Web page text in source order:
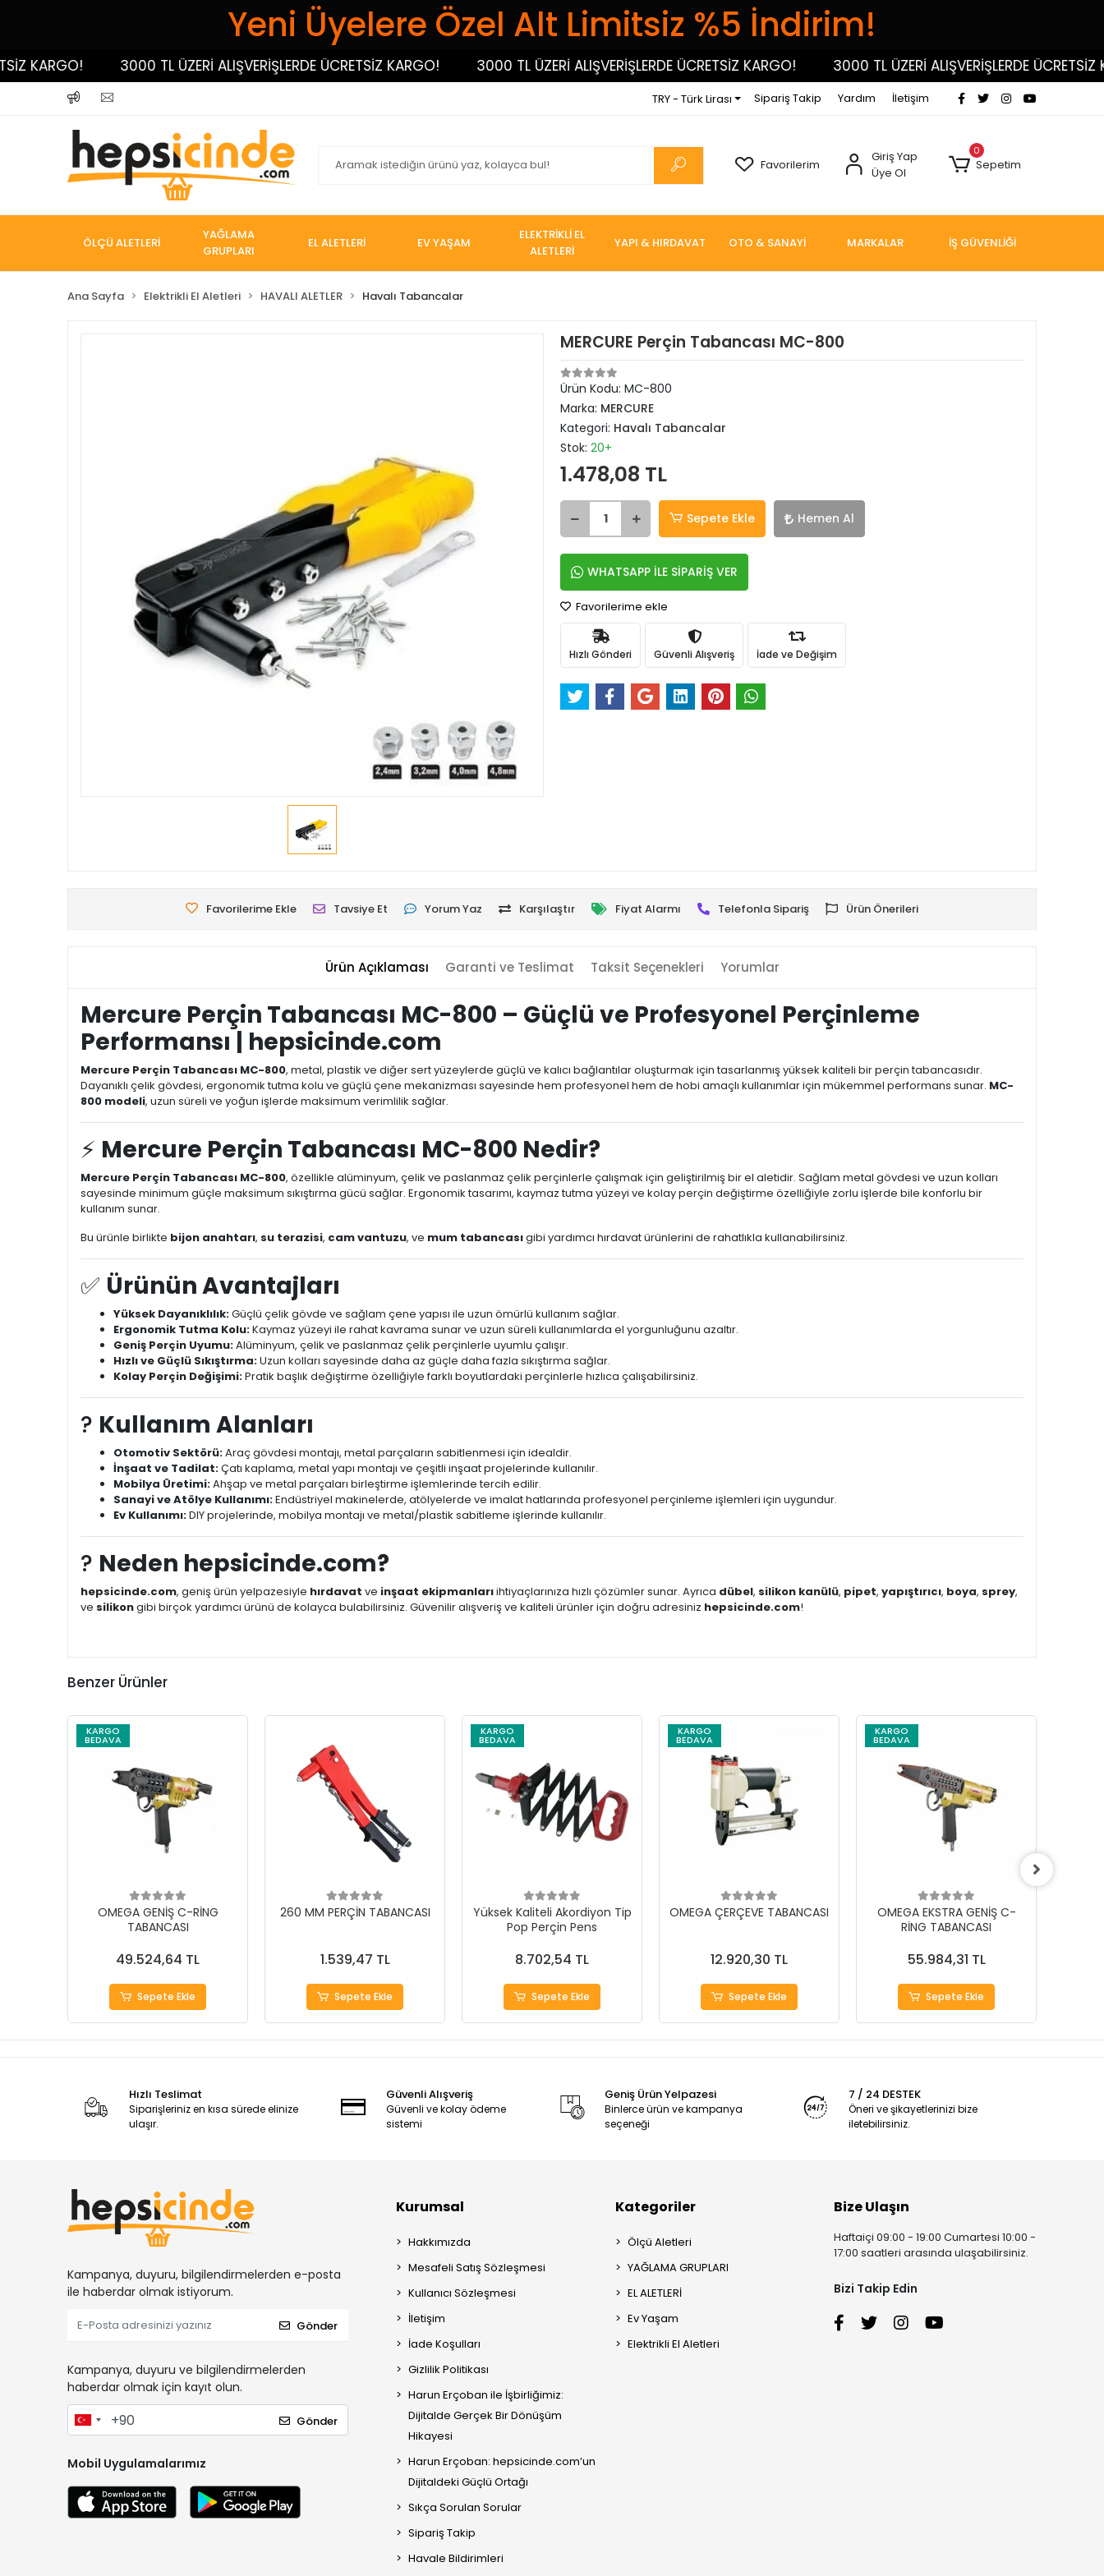
Yeni Üyelere Özel Alt Limitsiz %5 İndirim!
3000 TL ÜZERİ ALIŞVERİŞLERDE ÜCRETSİZ KARGO! 3000 TL ÜZERİ ALIŞVERİŞLERDE ÜCRETSİZ KARGO! 3000 TL ÜZERİ ALIŞVERİŞLERDE ÜCRETSİZ
TRY - Türk Lirası Sipariş Takip Yardım İletişim
Favorilerim
Giriş Yap
Üye Ol
0
Sepetim
ÖLÇÜ ALETLERİ
YAĞLAMA
GRUPLARI
EL ALETLERİ EV YAŞAM
ELEKTRİKLİ EL
ALETLERİ
YAPI & HIRDAVAT OTO & SANAYİ MARKALAR İŞ GÜVENLİĞİ
Ana Sayfa Elektrikli El Aletleri HAVALI ALETLER Havalı Tabancalar
MERCURE Perçin Tabancası MC-800
Ürün Kodu: MC-800
Marka: MERCURE
Kategori: Havalı Tabancalar
Stok: 20+
1.478,08 TL
Sepete Ekle Hemen Al
WHATSAPP İLE SİPARİŞ VER
Favorilerime ekle
Hızlı Gönderi Güvenli Alışveriş İade ve Değişim
Favorilerime Ekle Tavsiye Et Yorum Yaz Karşılaştır Fiyat Alarmı Telefonla Sipariş Ürün Önerileri
Ürün Açıklaması Garanti ve Teslimat Taksit Seçenekleri Yorumlar
Mercure Perçin Tabancası MC-800 – Güçlü ve Profesyonel Perçinleme
Performansı | hepsicinde.com
Mercure Perçin Tabancası MC-800, metal, plastik ve diğer sert yüzeylerde güçlü ve kalıcı bağlantılar oluşturmak için tasarlanmış yüksek kaliteli bir perçin tabancasıdır.
Dayanıklı çelik gövdesi, ergonomik tutma kolu ve güçlü çene mekanizması sayesinde hem profesyonel hem de hobi amaçlı kullanımlar için mükemmel performans sunar. MC-
800 modeli, uzun süreli ve yoğun işlerde maksimum verimlilik sağlar.
⚡ Mercure Perçin Tabancası MC-800 Nedir?
Mercure Perçin Tabancası MC-800, özellikle alüminyum, çelik ve paslanmaz çelik perçinlerle çalışmak için geliştirilmiş bir el aletidir. Sağlam metal gövdesi ve uzun kolları
sayesinde minimum güçle maksimum sıkıştırma gücü sağlar. Ergonomik tasarımı, kaymaz tutma yüzeyi ve kolay perçin değiştirme özelliğiyle zorlu işlerde bile konforlu bir
kullanım sunar.
Bu ürünle birlikte bijon anahtarı, su terazisi, cam vantuzu, ve mum tabancasıgibi yardımcı hırdavat ürünlerini de rahatlıkla kullanabilirsiniz.
✅ Ürünün Avantajları
Yüksek Dayanıklılık:Güçlü çelik gövde ve sağlam çene yapısı ile uzun ömürlü kullanım sağlar.
Ergonomik Tutma Kolu:Kaymaz yüzeyi ile rahat kavrama sunar ve uzun süreli kullanımlarda el yorgunluğunu azaltır.
Geniş Perçin Uyumu:Alüminyum, çelik ve paslanmaz çelik perçinlerle uyumlu çalışır.
Hızlı ve Güçlü Sıkıştırma:Uzun kolları sayesinde daha az güçle daha fazla sıkıştırma sağlar.
Kolay Perçin Değişimi:Pratik başlık değiştirme özelliğiyle farklı boyutlardaki perçinlerle hızlıca çalışabilirsiniz.
?️ Kullanım Alanları
Otomotiv Sektörü:Araç gövdesi montajı, metal parçaların sabitlenmesi için idealdir.
İnşaat ve Tadilat:Çatı kaplama, metal yapı montajı ve çeşitli inşaat projelerinde kullanılır.
Mobilya Üretimi:Ahşap ve metal parçaları birleştirme işlemlerinde tercih edilir.
Sanayi ve Atölye Kullanımı:Endüstriyel makinelerde, atölyelerde ve imalat hatlarında profesyonel perçinleme işlemleri için uygundur.
Ev Kullanımı:DIY projelerinde, mobilya montajı ve metal/plastik sabitleme işlerinde kullanılır.
? Neden hepsicinde.com?
hepsicinde.com, geniş ürün yelpazesiyle hırdavat ve inşaat ekipmanlarıihtiyaçlarınıza hızlı çözümler sunar. Ayrıca dübel, silikon kanülü, pipet, yapıştırıcı, boya, sprey,
ve silikongibi birçok yardımcı ürünü de kolayca bulabilirsiniz. Güvenilir alışveriş ve kaliteli ürünler için doğru adresiniz hepsicinde.com!
Benzer Ürünler
KARGO
BEDAVA
OMEGA GENİŞ C-RİNG
TABANCASI
49.524,64 TL
Sepete Ekle
260 MM PERÇİN TABANCASI
1.539,47 TL
Sepete Ekle
KARGO
BEDAVA
Yüksek Kaliteli Akordiyon Tip
Pop Perçin Pens
8.702,54 TL
Sepete Ekle
KARGO
BEDAVA
OMEGA ÇERÇEVE TABANCASI
12.920,30 TL
Sepete Ekle
KARGO
BEDAVA
OMEGA EKSTRA GENİŞ C-
RİNG TABANCASI
55.984,31 TL
Sepete Ekle
Hızlı Teslimat
Siparişleriniz en kısa sürede elinize
ulaşır.
Güvenli Alışveriş
Güvenli ve kolay ödeme
sistemi
Geniş Ürün Yelpazesi
Binlerce ürün ve kampanya
seçeneği
7 / 24 DESTEK
Öneri ve şikayetlerinizi bize
iletebilirsiniz.
Kampanya, duyuru, bilgilendirmelerden e-posta
ile haberdar olmak istiyorum.
Gönder
Kampanya, duyuru ve bilgilendirmelerden
haberdar olmak için kayıt olun.
Gönder
Mobil Uygulamalarımız
Kurumsal
Hakkımızda
Mesafeli Satış Sözleşmesi
Kullanıcı Sözleşmesi
İletişim
İade Koşulları
Gizlilik Politikası
Harun Erçoban ile İşbirliğimiz:
Dijitalde Gerçek Bir Dönüşüm
Hikayesi
Harun Erçoban: hepsicinde.com’un
Dijitaldeki Güçlü Ortağı
Sıkça Sorulan Sorular
Sipariş Takip
Havale Bildirimleri
Kategoriler
Ölçü Aletleri
YAĞLAMA GRUPLARI
EL ALETLERİ
Ev Yaşam
Elektrikli El Aletleri
Bize Ulaşın
Haftaiçi 09:00 - 19:00 Cumartesi 10:00 -
17:00 saatleri arasında ulaşabilirsiniz.
Bizi Takip Edin